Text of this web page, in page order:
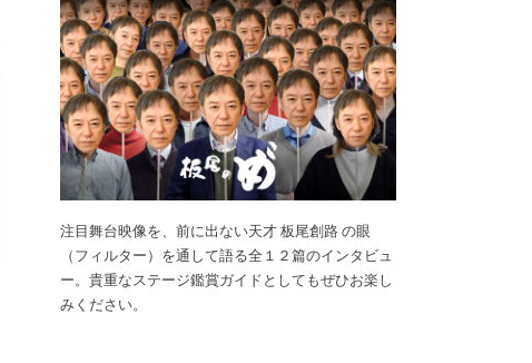
注目舞台映像を、前に出ない天才 板尾創路 の眼
（フィルター）を通して語る全１２篇のインタビュ
ー。貴重なステージ鑑賞ガイドとしてもぜひお楽し
みください。